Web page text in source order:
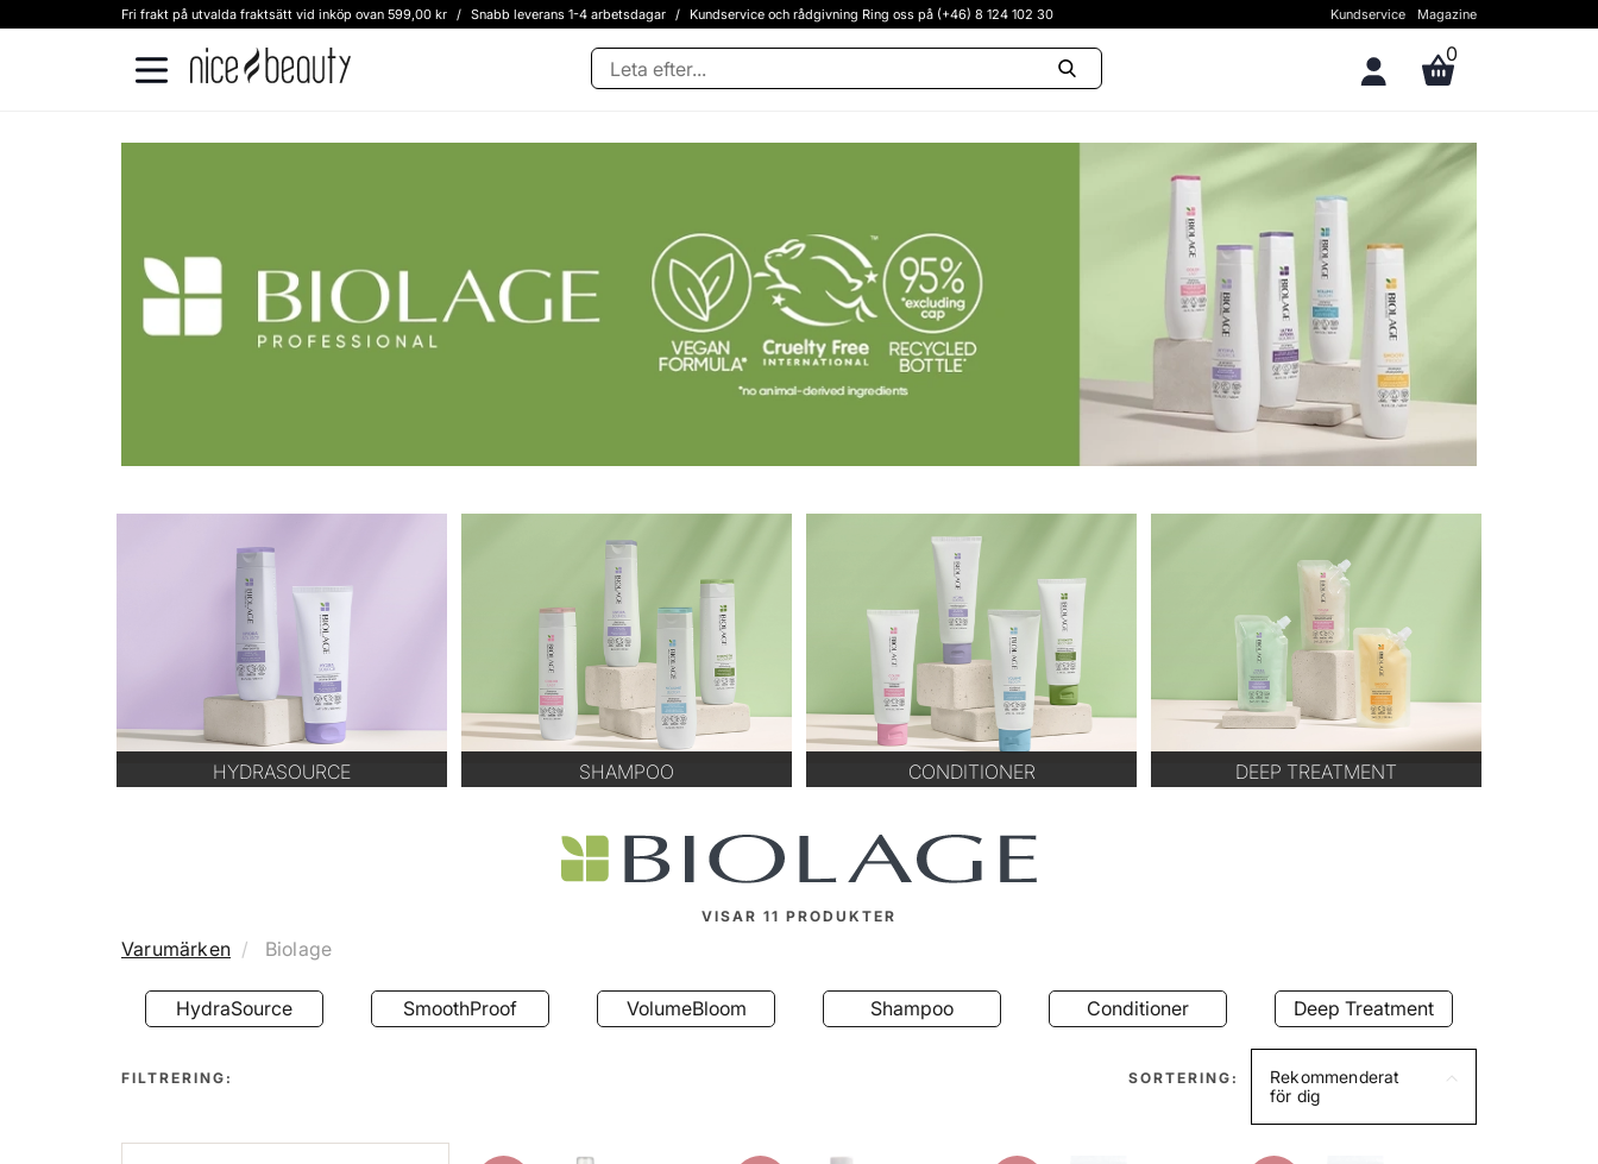
Fri frakt på utvalda fraktsätt vid inköp ovan 599,00 kr / Snabb leverans 1-4 arbetsdagar / Kundservice och rådgivning Ring oss på (+46) 8 124 102 30 Kundservice Magazine
0
HYDRASOURCE SHAMPOO CONDITIONER DEEP TREATMENT
VISAR 11 PRODUKTER
Varumärken Biolage
SmoothProof VolumeBloom Shampoo Conditioner Deep Treatment Strength Recovery
FILTRERING:
Rekommenderat
för dig
SORTERING: